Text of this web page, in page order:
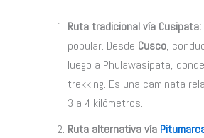
Ruta tradicional vía Cusipata:
popular. Desde Cusco,
luego a Phulawasipata,
trekking. Es una caminata
3 a 4 kilómetros.
Ruta alternativa vía